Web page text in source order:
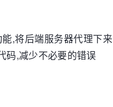
,将后端服务器代理下
码,减少不必要的错误